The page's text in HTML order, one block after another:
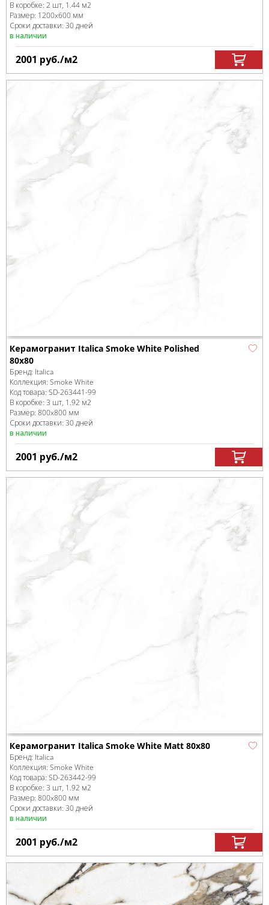
В коробке: 2 шт, 1.44 м2
Размер: 1200x600 мм
Сроки доставки: 30 дней
в наличии
2001 руб./м2
Керамогранит Italica Smoke White Polished
80x80
Бренд: Italica
Коллекция: Smoke White
Код товара: SD-263441-99
В коробке: 3 шт, 1.92 м2
Размер: 800x800 мм
Сроки доставки: 30 дней
в наличии
2001 руб./м2
Керамогранит Italica Smoke White Matt 80x80
Бренд: Italica
Коллекция: Smoke White
Код товара: SD-263442-99
В коробке: 3 шт, 1.92 м2
Размер: 800x800 мм
Сроки доставки: 30 дней
в наличии
2001 руб./м2